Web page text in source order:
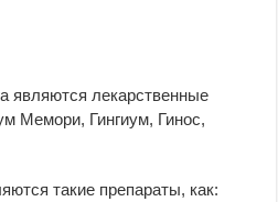
являются лекарственные
Мемори, Гингиум, Гинос,
такие препараты, как: